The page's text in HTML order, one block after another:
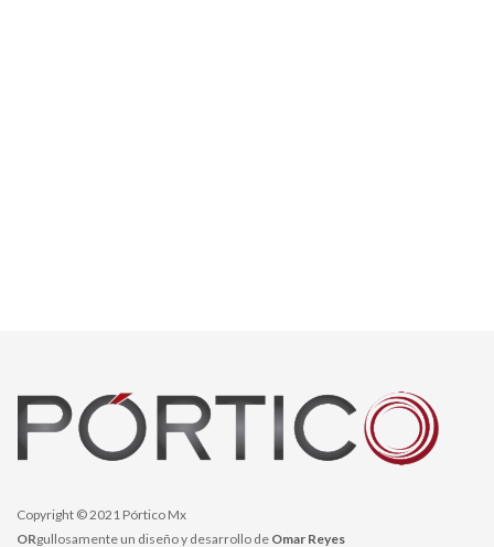
Copyright © 2021 Pórtico Mx
ORgullosamente un diseño y desarrollo de Omar Reyes